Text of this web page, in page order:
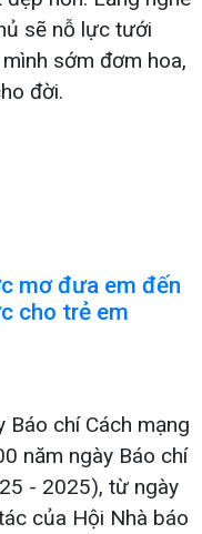
sẽ nỗ lực tưới
sớm đơm hoa,
đời.
mơ đưa em đến
cho trẻ em
Báo chí Cách mạng
năm ngày Báo chí
- 2025), từ ngày
của Hội Nhà báo